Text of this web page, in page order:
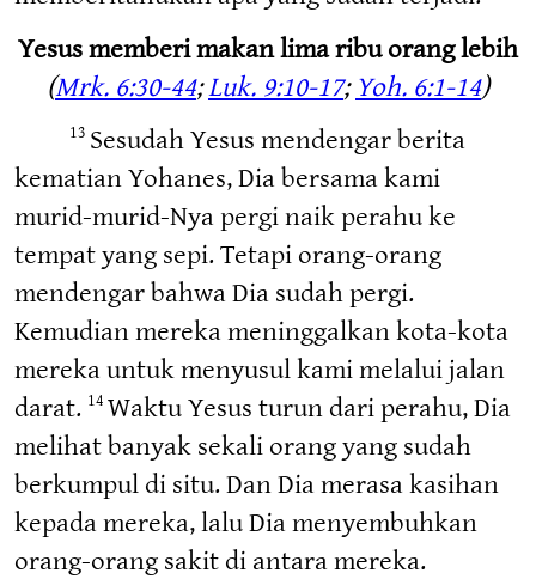
Yesus memberi makan lima ribu orang lebih
(Mrk. 6:30-44;Luk. 9:10-17;Yoh. 6:1-14)
13 Sesudah Yesus mendengar berita
kematian Yohanes, Dia bersama kami
murid-murid-Nya pergi naik perahu ke
tempat yang sepi. Tetapi orang-orang
mendengar bahwa Dia sudah pergi.
Kemudian mereka meninggalkan kota-kota
mereka untuk menyusul kami melalui jalan
darat. 14 Waktu Yesus turun dari perahu, Dia
melihat banyak sekali orang yang sudah
berkumpul di situ. Dan Dia merasa kasihan
kepada mereka, lalu Dia menyembuhkan
orang-orang sakit di antara mereka.